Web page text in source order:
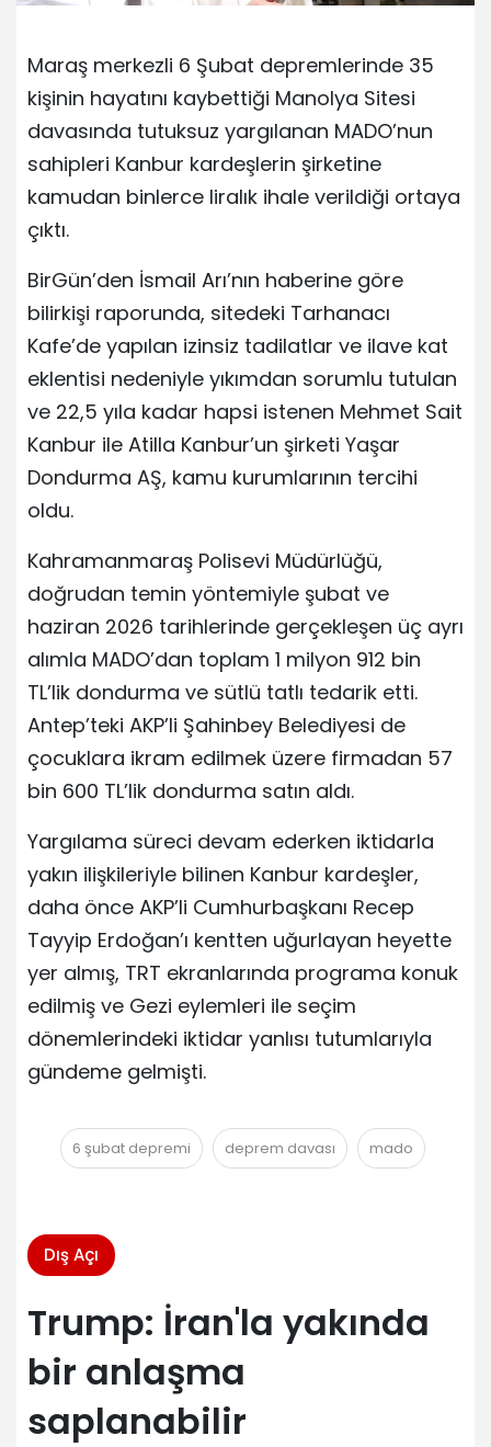
Maraş merkezli 6 Şubat depremlerinde 35
kişinin hayatını kaybettiği Manolya Sitesi
davasında tutuksuz yargılanan MADO’nun
sahipleri Kanbur kardeşlerin şirketine
kamudan binlerce liralık ihale verildiği ortaya
çıktı.
BirGün’den İsmail Arı’nın haberine göre
bilirkişi raporunda, sitedeki Tarhanacı
Kafe’de yapılan izinsiz tadilatlar ve ilave kat
eklentisi nedeniyle yıkımdan sorumlu tutulan
ve 22,5 yıla kadar hapsi istenen Mehmet Sait
Kanbur ile Atilla Kanbur’un şirketi Yaşar
Dondurma AŞ, kamu kurumlarının tercihi
oldu.
Kahramanmaraş Polisevi Müdürlüğü,
doğrudan temin yöntemiyle şubat ve
haziran 2026 tarihlerinde gerçekleşen üç ayrı
alımla MADO’dan toplam 1 milyon 912 bin
TL’lik dondurma ve sütlü tatlı tedarik etti.
Antep’teki AKP’li Şahinbey Belediyesi de
çocuklara ikram edilmek üzere firmadan 57
bin 600 TL’lik dondurma satın aldı.
Yargılama süreci devam ederken iktidarla
yakın ilişkileriyle bilinen Kanbur kardeşler,
daha önce AKP’li Cumhurbaşkanı Recep
Tayyip Erdoğan’ı kentten uğurlayan heyette
yer almış, TRT ekranlarında programa konuk
edilmiş ve Gezi eylemleri ile seçim
dönemlerindeki iktidar yanlısı tutumlarıyla
gündeme gelmişti.
6 şubat depremi deprem davası mado
Dış Açı
Trump: İran'la yakında
bir anlaşma
saplanabilir